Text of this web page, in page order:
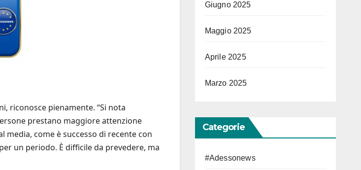
riconosce pienamente. “Si nota
prestano maggiore attenzione
media, come è successo di recente con
un periodo. È difficile da prevedere, ma
Giugno 2025
Maggio 2025
Aprile 2025
Marzo 2025
Categorie
#Adessonews